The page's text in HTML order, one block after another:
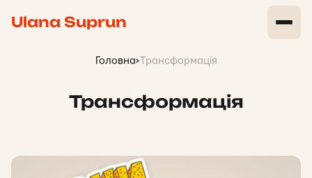
Ulana Suprun
Головна> Трансформація
Трансформація